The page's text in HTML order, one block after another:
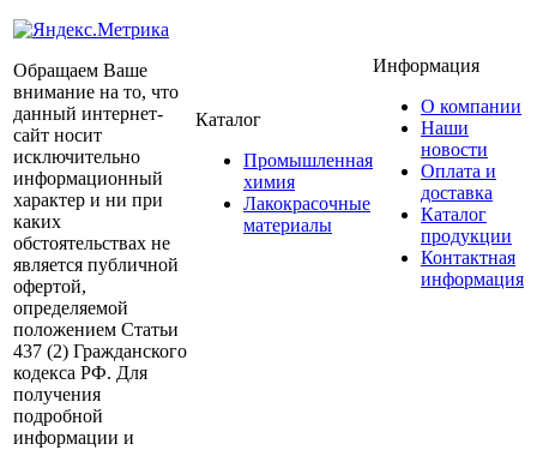
Обращаем Ваше
внимание на то, что
данный интернет-
сайт носит
исключительно
информационный
характер и ни при
каких
обстоятельствах не
является публичной
офертой,
определяемой
положением Статьи
437 (2) Гражданского
кодекса РФ. Для
получения
подробной
информации и
Каталог
Промышленная
химия
Лакокрасочные
материалы
Информация
О компании
Наши
новости
Оплата и
доставка
Каталог
продукции
Контактная
информация